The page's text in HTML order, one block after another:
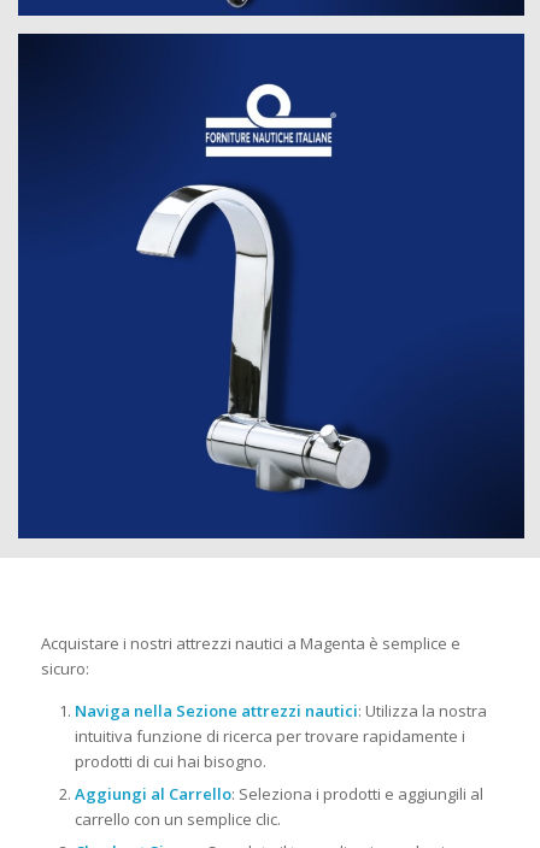
Acquistare i nostri attrezzi nautici a Magenta è semplice e
sicuro:
Naviga nella Sezione attrezzi nautici: Utilizza la nostra
intuitiva funzione di ricerca per trovare rapidamente i
prodotti di cui hai bisogno.
Aggiungi al Carrello: Seleziona i prodotti e aggiungili al
carrello con un semplice clic.